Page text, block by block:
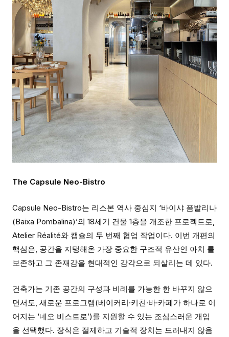
The Capsule Neo-Bistro
Capsule Neo-Bistro는 리스본 역사 중심지 ‘바이샤 폼발리나
(Baixa Pombalina)’의 18세기 건물 1층을 개조한 프로젝트로,
Atelier Réalité와 캡슐의 두 번째 협업 작업이다. 이번 개편의
핵심은, 공간을 지탱해온 가장 중요한 구조적 유산인 아치 를
보존하고 그 존재감을 현대적인 감각으로 되살리는 데 있다.
건축가는 기존 공간의 구성과 비례를 가능한 한 바꾸지 않으
면서도, 새로운 프로그램(베이커리·키친·바·카페가 하나로 이
어지는 ‘네오 비스트로’)를 지원할 수 있는 조심스러운 개입
을 선택했다. 장식은 절제하고 기술적 장치는 드러내지 않음